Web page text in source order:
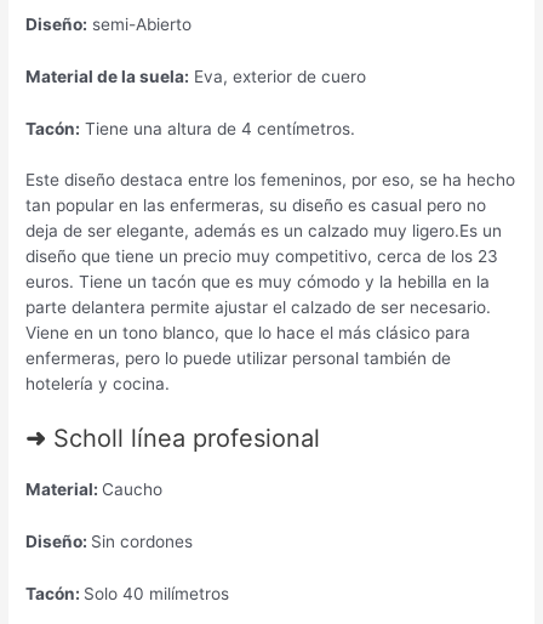
Diseño: semi-Abierto
Material de la suela: Eva, exterior de cuero
Tacón: Tiene una altura de 4 centímetros.
Este diseño destaca entre los femeninos, por eso, se ha hecho
tan popular en las enfermeras, su diseño es casual pero no
deja de ser elegante, además es un calzado muy ligero.Es un
diseño que tiene un precio muy competitivo, cerca de los 23
euros. Tiene un tacón que es muy cómodo y la hebilla en la
parte delantera permite ajustar el calzado de ser necesario.
Viene en un tono blanco, que lo hace el más clásico para
enfermeras, pero lo puede utilizar personal también de
hotelería y cocina.
➜ Scholl línea profesional
Material: Caucho
Diseño: Sin cordones
Tacón: Solo 40 milímetros